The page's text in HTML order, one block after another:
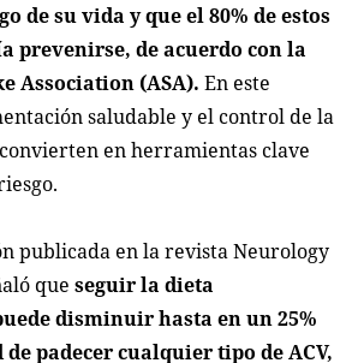
de su vida y que el 80% de estos
prevenirse, de acuerdo con la
Association (ASA). En este
saludable y el control de la
en herramientas clave
publicada en la revista Neurology
que seguir la dieta
disminuir hasta en un 25%
padecer cualquier tipo de ACV,